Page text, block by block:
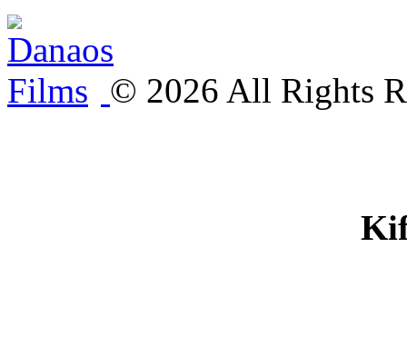
© 2026 All Rights